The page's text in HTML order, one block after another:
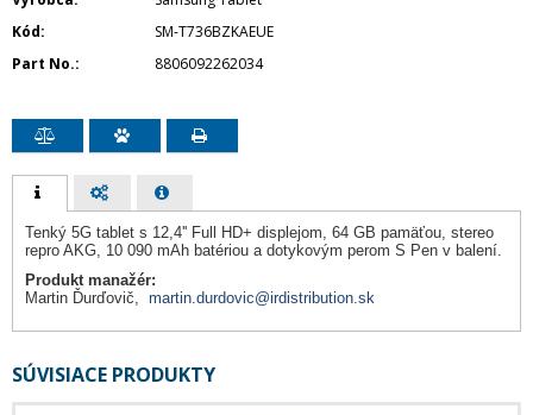
Kód
SM-T736BZKAEUE
Part No.
8806092262034
Tenký 5G tablet s 12,4'' Full HD+ displejom, 64 GB pamäťou, stereo
repro AKG, 10 090 mAh batériou a dotykovým perom S Pen v balení.
Produkt manažér:
Martin Ďurďovič, martin.durdovic@irdistribution.sk
SÚVISIACE PRODUKTY